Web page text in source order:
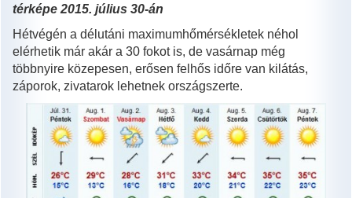
térképe 2015. július 30-án
Hétvégén a délutáni maximumhőmérsékletek néhol
elérhetik már akár a 30 fokot is, de vasárnap még
többnyire közepesen, erősen felhős időre van kilátás,
záporok, zivatarok lehetnek országszerte.